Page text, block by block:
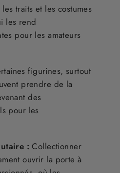
traits et les costumes
les rend
pour les amateurs
figurines, surtout
prendre de la
des
pour les
: Collectionner
ouvrir la porte à